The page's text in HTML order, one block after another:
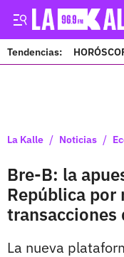
Tendencias:
La Kalle / Noticias /
Bre-B: la
República por
transacciones
La nueva